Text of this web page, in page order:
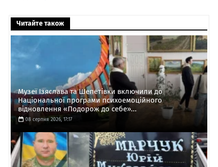
Читайте також
Музеї Ізяслава та Шепетівки включили до
Національної програми психоемоційного
відновлення «Подорож до себе»...
08 серпня 2026, 17:17